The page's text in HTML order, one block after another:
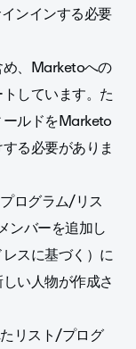
ンインする必要
、Marketoへの
しています。た
ルドをMarketo
る必要がありま
ログラム/リス
ンバーを追加し
スに基づく）に
い人物が作成さ
リスト/プログ